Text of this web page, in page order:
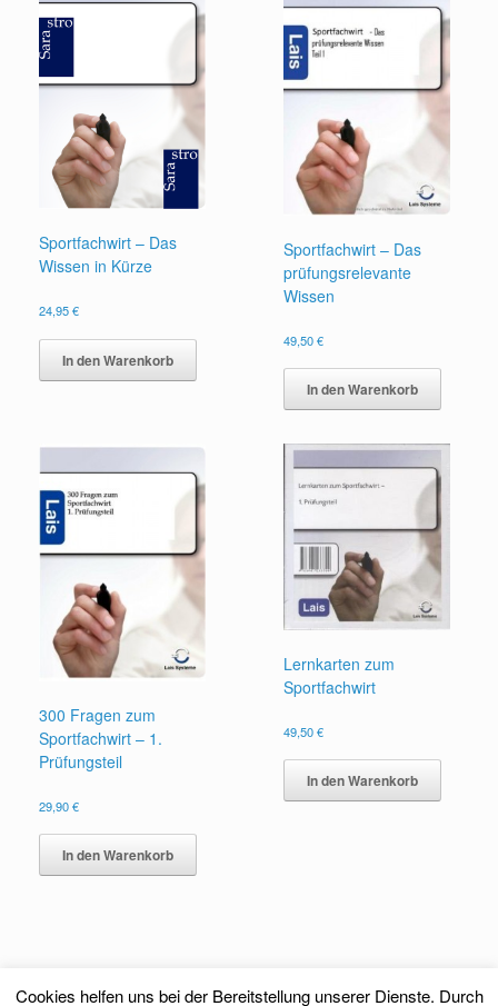
Sportfachwirt – Das
Wissen in Kürze
24,95€
In den Warenkorb
Sportfachwirt – Das
prüfungsrelevante
Wissen
49,50€
In den Warenkorb
300 Fragen zum
Sportfachwirt – 1.
Prüfungsteil
29,90€
In den Warenkorb
Lernkarten zum
Sportfachwirt
49,50€
In den Warenkorb
Cookies helfen uns bei der Bereitstellung unserer Dienste. Durch